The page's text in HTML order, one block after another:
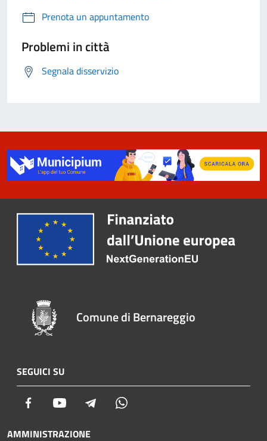
Prenota un appuntamento
Problemi in città
Segnala disservizio
Comune di Bernareggio
SEGUICI SU
Facebook Youtube Telegram
AMMINISTRAZIONE